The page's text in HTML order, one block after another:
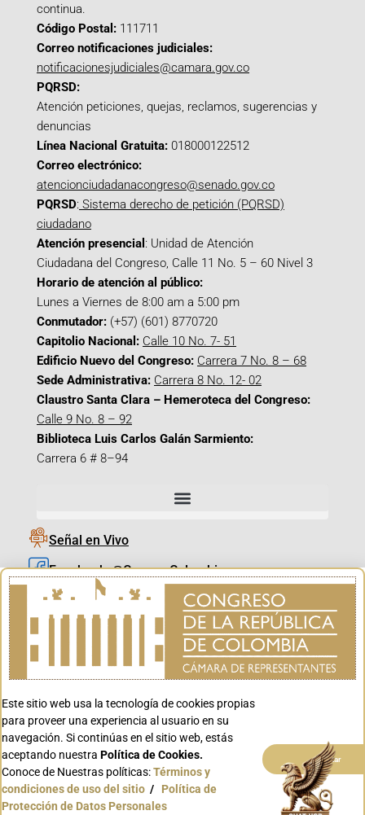
continua.
Código Postal: 111711
Correo notificaciones judiciales:
notificacionesjudiciales@camara.gov.co
PQRSD:
Atención peticiones, quejas, reclamos, sugerencias y
denuncias
Línea Nacional Gratuita: 018000122512
Correo electrónico:
atencionciudadanacongreso@senado.gov.co
PQRSD: Sistema derecho de petición (PQRSD)
ciudadano
Atención presencial : Unidad de Atención
Ciudadana del Congreso, Calle 11 No. 5 – 60 Nivel 3
Horario de atención al público:
Lunes a Viernes de 8:00 am a 5:00 pm
Conmutador: (+57) (601) 8770720
Capitolio Nacional: Calle 10 No. 7- 51
Edificio Nuevo del Congreso: Carrera 7 No. 8 – 68
Sede Administrativa: Carrera 8 No. 12- 02
Claustro Santa Clara – Hemeroteca del Congreso:
Calle 9 No. 8 – 92
Biblioteca Luis Carlos Galán Sarmiento:
Carrera 6 # 8–94
Señal en Vivo
Facebook_@CamaraColombia
Instagram_@CamaraColombia
X_@CamaraColombia
Youtube_@CamaraColombia
Youtube_@CanalCongreso
Conoce GOV.CO
Este sitio web usa la tecnología de cookies propias
para proveer una experiencia al usuario en su
navegación. Si continúas en el sitio web, estás
aceptando nuestra Política de Cookies.
Conoce de Nuestras políticas:Términos y
condiciones de uso del sitio / Política de
Protección de Datos Personales
Aceptar